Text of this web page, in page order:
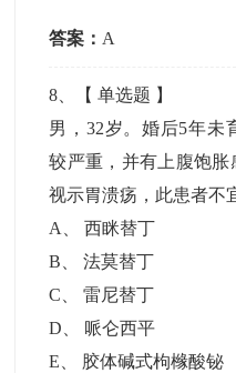
答案： A
8 、【单选题 】
男，32岁。婚后5年未
较严重，并有上腹饱
视示胃溃疡，此患者不
A
、西眯替丁
B 、法莫替丁
C 、雷尼替丁
D
哌仑西平
E
胶体碱式枸橼酸铋